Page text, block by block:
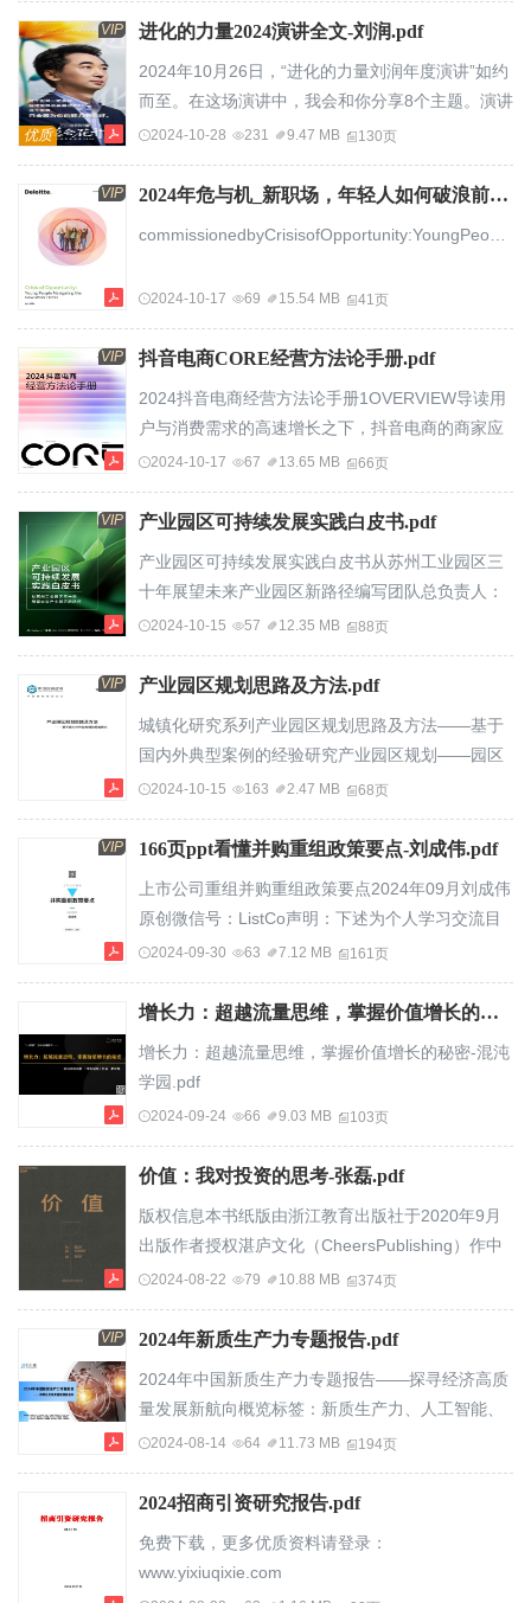
两个市场开展业务。值得关注的是，新兴市场持续
要的国际市场。202230年23我年国我出国海出商海
家商销家售销市售场市分场布分布欧洲中亚俄罗斯
北美49%7%15%55%非洲中东日韩拉美
VIP
优质
进化的力量2024演讲全文-刘润.pdf
2024年10月26日，“进化的力量刘润年度演讲”如约
而至。在这场演讲中，我会和你分享8个主题。演讲
的视频，在刘润视频号上有全场回放，欢迎你观
好。欢迎来到2024，“进化的力量刘润年度演讲”！
道，有的人过得还不错。但是也有一些人，遭遇了
事。五个女生在地铁里给她们的同事过生日。她...
2024-10-28 231 9.47 MB 130页
VIP 2024年危与机_新职场，年轻人如何破浪前行-德勤.pdf
2024-10-17 69 15.54 MB 41页
VIP 抖音电商CORE经营方法论手册.pdf
2024抖音电商经营方法论手册1OVERVIEW导读用
户与消费需求的高速增长之下，抖音电商的商家应
该如何更好地经营？为了回答这一问题，抖音电商
全、Omni-Content全域内容、Reach营销放大、
CORE经营方法论将带领商家看清流量的变化，实
施确定性的经营动作，收获生意增长。流量：抖音
电商最新的流量机制是什么？方法：全新的“CORE
2024-10-17 67 13.65 MB 66页
VIP 产业园区可持续发展实践白皮书.pdf
产业园区可持续发展实践白皮书从苏州工业园区三
十年展望未来产业园区新路径编写团队总负责人：
张祺主编：周斌、刘静德资料提供（按姓名字母排
曾丽英、曾翔张爱、张青玉、张友彰、张文琦星耀
周年新起点21.1苏州工业园区概览及历程�1.2从苏
州工业园区说开去⸺中国产业园区的审视与期待
��02洞见演进：未来园区的四大面向142.1环境
2024-10-15 57 12.35 MB 88页
VIP 产业园区规划思路及方法.pdf
城镇化研究系列产业园区规划思路及方法——基于
国内外典型案例的经验研究产业园区规划——园区
建设的排头兵产业园区是指由政府或企业为实现产
丰富，包括高新技术开发区、经济技术开发区、科
流产业园区等以及近来各地陆续提出的产业新城、
科技新城等。产业园区规划是比较全面的产业园区
长远发展计划，是对园区产业发展、空间布局、
2024-10-15 163 2.47 MB 68页
VIP 166页ppt看懂并购重组政策要点-刘成伟.pdf
上市公司重组并购重组政策要点2024年09⽉刘成伟
原创微信号：ListCo声明：下述为个⼈学习交流⽬
的。并⾮有偿提供法律服务或以律师名义进⾏相关
原创微信号”免责：分析基于法律法规或市场公开信
或所在单位任何意⻅。全部法律责任由个⼈承担。
原创微信号：ListCo⽬1并购重组新阶段2023–2024
录2重组的交易类型与界定指标3重组的交易流...
2024-09-30 63 7.12 MB 161页
增长力：超越流量思维，掌握价值增长的秘密-混沌学园.pdf
增长力：超越流量思维，掌握价值增长的秘密-混沌
学园.pdf
2024-09-24 66 9.03 MB 103页
价值：我对投资的思考-张磊.pdf
版权信息本书纸版由浙江教育出版社于2020年9月
出版作者授权湛庐文化（CheersPublishing）作中
国大陆（地区）电子版发行（限简体中文）版权所
106.99元在长期主义之路上，与伟大格局观者同
纷繁复杂的世界中，变化可能是唯一永恒的主题。
我时常思考：究竟怎样才能在这样的世界中保持心
灵的宁静？作为一名投资人，究竟怎样才能找到穿
2024-08-22 79 10.88 MB 374页
VIP 2024年新质生产力专题报告.pdf
2024年中国新质生产力专题报告——探寻经济高质
量发展新航向概览标签：新质生产力、人工智能、
AIGC、半导体、低空经济、eVTOL、量子、量子
素、新能源车、商业航天、卫星互联网、跨境电
www.hanghangcha.com来源：行行查研究中心整
理©2024HangHangCha名词解释（1/3）◆新质生
2024-08-14 64 11.73 MB 194页
2024招商引资研究报告.pdf
免费下载，更多优质资料请登录：
www.yixiuqixie.com